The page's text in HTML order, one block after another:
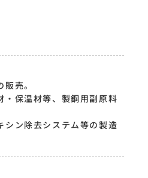
売。
保温材等、製鋼用副原料
ン除去システム等の製造